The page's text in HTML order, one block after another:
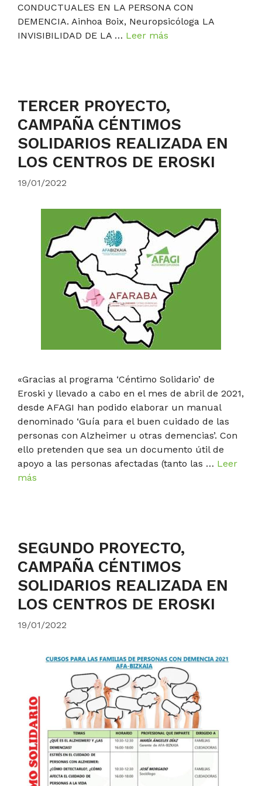
CONDUCTUALES EN LA PERSONA CON
DEMENCIA. Ainhoa Boix, Neuropsicóloga LA
INVISIBILIDAD DE LA … Leer más
TERCER PROYECTO,
CAMPAÑA CÉNTIMOS
SOLIDARIOS REALIZADA EN
LOS CENTROS DE EROSKI
19/01/2022
«Gracias al programa ‘Céntimo Solidario’ de
Eroski y llevado a cabo en el mes de abril de 2021,
desde AFAGI han podido elaborar un manual
denominado ‘Guía para el buen cuidado de las
personas con Alzheimer u otras demencias’. Con
ello pretenden que sea un documento útil de
apoyo a las personas afectadas (tanto las … Leer
más
SEGUNDO PROYECTO,
CAMPAÑA CÉNTIMOS
SOLIDARIOS REALIZADA EN
LOS CENTROS DE EROSKI
19/01/2022